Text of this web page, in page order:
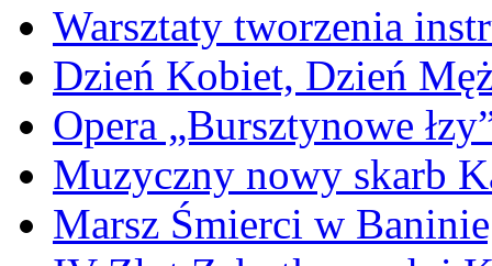
Warsztaty tworzenia
Dzień Kobiet, Dzień
Opera „Bursztynowe
Muzyczny nowy skarb
Marsz Śmierci w